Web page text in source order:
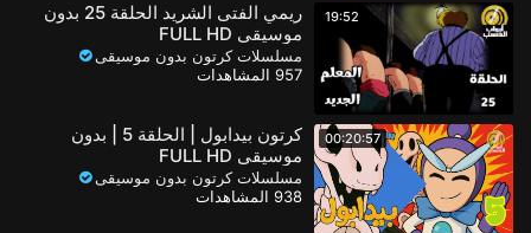
19:52
ريمي الفتى الشريد الحلقة 25 بدون
موسيقى FULL HD
مسلسلات كرتون بدون موسيقى
957 المشاهدات
00:20:57
كرتون بيدابول | الحلقة 5 | بدون
موسيقى FULL HD
مسلسلات كرتون بدون موسيقى
938 المشاهدات